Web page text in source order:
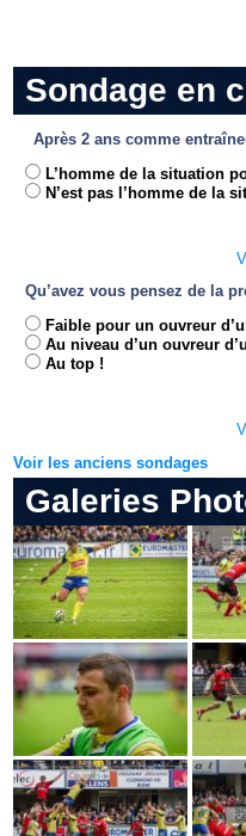
Sondage en
Après 2 ans comme
L’homme de la situation
N’est pas l’homme de la
Qu’avez vous pensez de la
Faible pour un ouvreur
Au niveau d’un ouvreur
Au top !
Voir les anciens sondages
Galeries